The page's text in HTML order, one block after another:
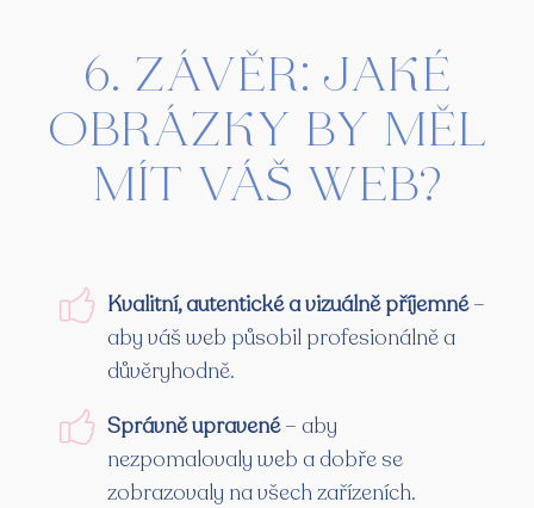
6. Závěr: Jaké
obrázky by měl
mít váš web?
Kvalitní, autentické a vizuálně příjemné–
aby váš web působil profesionálně a
důvěryhodně.
Správně upravené– aby
nezpomalovaly web a dobře se
zobrazovaly na všech zařízeních.